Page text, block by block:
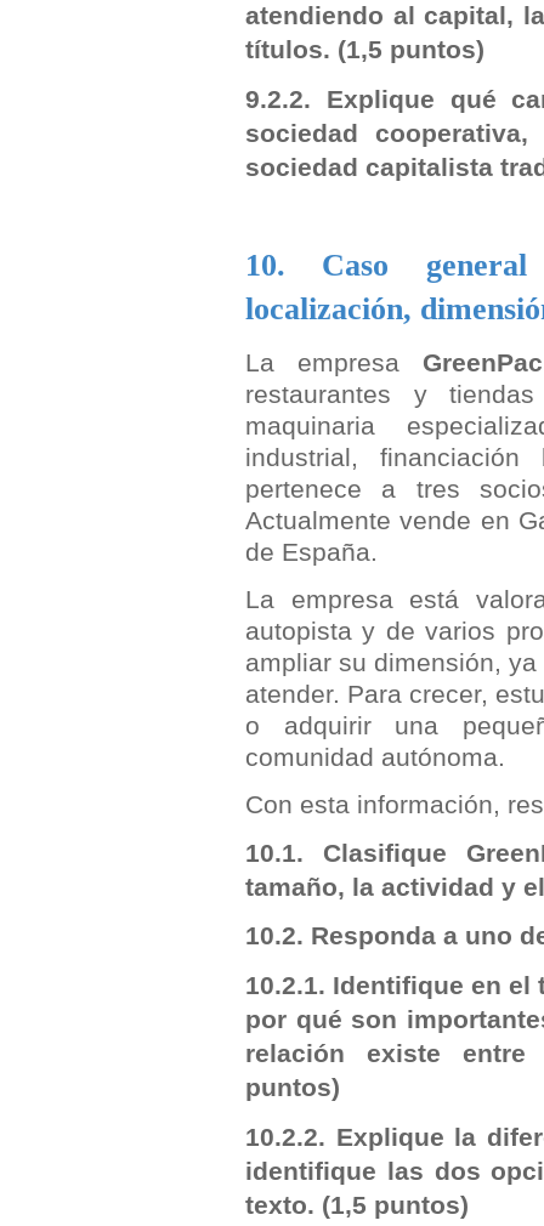
atendiendo al capital,
títulos. (1,5 puntos)
9.2.2. Explique qué
sociedad
sociedad capitalista
10. Caso
localización,
La empresa
restaurantes y
maquinaria
industrial,
pertenece a tres
Actualmente vende en
de España.
La empresa está
autopista y de varios
ampliar su dimensión,
atender. Para crecer,
o adquirir una
comunidad autónoma.
Con esta información,
10.1. Clasifique
tamaño, la actividad y
10.2. Responda a uno
10.2.1. Identifique en
por qué son
relación existe
puntos)
10.2.2. Explique la
identifique las dos
texto. (1,5 puntos)